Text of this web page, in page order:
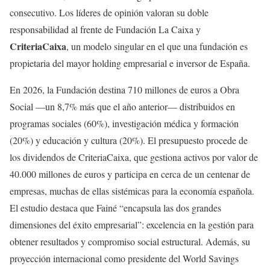
consecutivo. Los líderes de opinión valoran su doble
responsabilidad al frente de Fundación La Caixa y
CriteriaCaixa, un modelo singular en el que una fundación es
propietaria del mayor holding empresarial e inversor de España.
En 2026, la Fundación destina 710 millones de euros a Obra
Social —un 8,7% más que el año anterior— distribuidos en
programas sociales (60%), investigación médica y formación
(20%) y educación y cultura (20%). El presupuesto procede de
los dividendos de CriteriaCaixa, que gestiona activos por valor de
40.000 millones de euros y participa en cerca de un centenar de
empresas, muchas de ellas sistémicas para la economía española.
El estudio destaca que Fainé “encapsula las dos grandes
dimensiones del éxito empresarial”: excelencia en la gestión para
obtener resultados y compromiso social estructural. Además, su
proyección internacional como presidente del World Savings